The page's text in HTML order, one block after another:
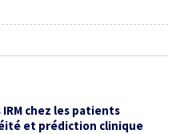
chez les patients
et prédiction clinique